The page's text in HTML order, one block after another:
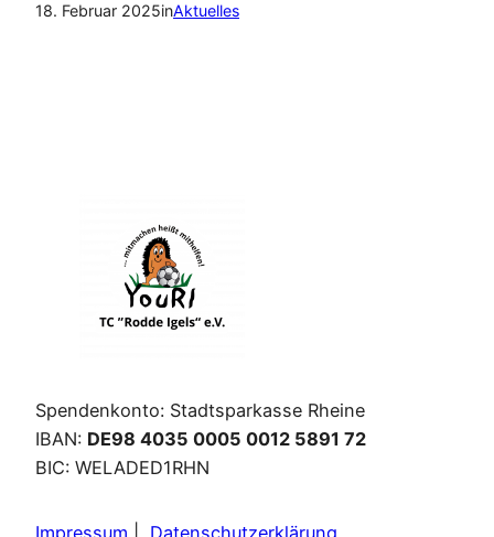
18. Februar 2025inAktuelles
Spendenkonto: Stadtsparkasse Rheine
IBAN: DE98 4035 0005 0012 5891 72
BIC: WELADED1RHN
Impressum Datenschutzerklärung